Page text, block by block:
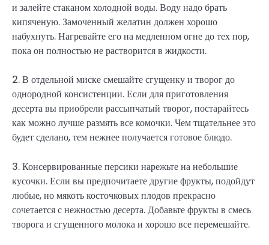
и залейте стаканом холодной воды. Воду надо брать
кипяченую. Замоченный желатин должен хорошо
набухнуть. Нагревайте его на медленном огне до тех пор,
пока он полностью не растворится в жидкости.
2. В отдельной миске смешайте сгущенку и творог до
однородной консистенции. Если для приготовления
десерта вы приобрели рассыпчатый творог, постарайтесь
как можно лучше размять все комочки. Чем тщательнее это
будет сделано, тем нежнее получается готовое блюдо.
3. Консервированные персики нарежьте на небольшие
кусочки. Если вы предпочитаете другие фрукты, подойдут
любые, но мякоть косточковых плодов прекрасно
сочетается с нежностью десерта. Добавьте фрукты в смесь
творога и сгущенного молока и хорошо все перемешайте.